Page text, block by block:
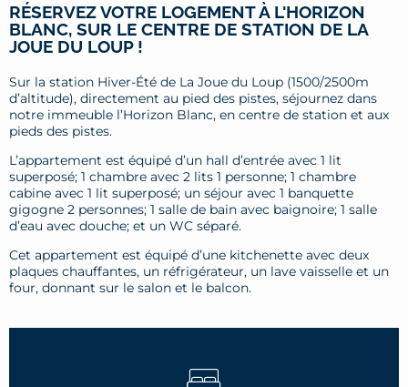
RÉSERVEZ VOTRE LOGEMENT À L'HORIZON
BLANC, SUR LE CENTRE DE STATION DE LA
JOUE DU LOUP !
Sur la station Hiver-Été de La Joue du Loup (1500/2500m
d’altitude), directement au pied des pistes, séjournez dans
notre immeuble l’Horizon Blanc, en centre de station et aux
pieds des pistes.
L’appartement est équipé d’un hall d’entrée avec 1 lit
superposé; 1 chambre avec 2 lits 1 personne; 1 chambre
cabine avec 1 lit superposé; un séjour avec 1 banquette
gigogne 2 personnes; 1 salle de bain avec baignoire; 1 salle
d’eau avec douche; et un WC séparé.
Cet appartement est équipé d’une kitchenette avec deux
plaques chauffantes, un réfrigérateur, un lave vaisselle et un
four, donnant sur le salon et le balcon.